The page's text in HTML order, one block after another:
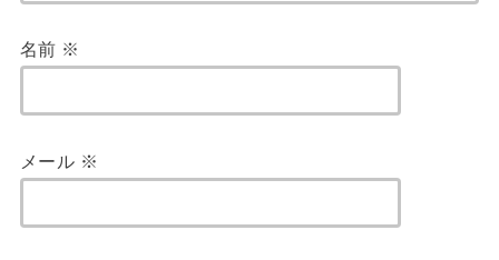
名前 ※
メール ※